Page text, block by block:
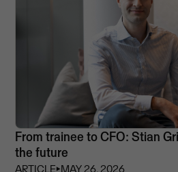
From trainee to CFO: Stian
the future
ARTICLE⏵MAY 26, 2026